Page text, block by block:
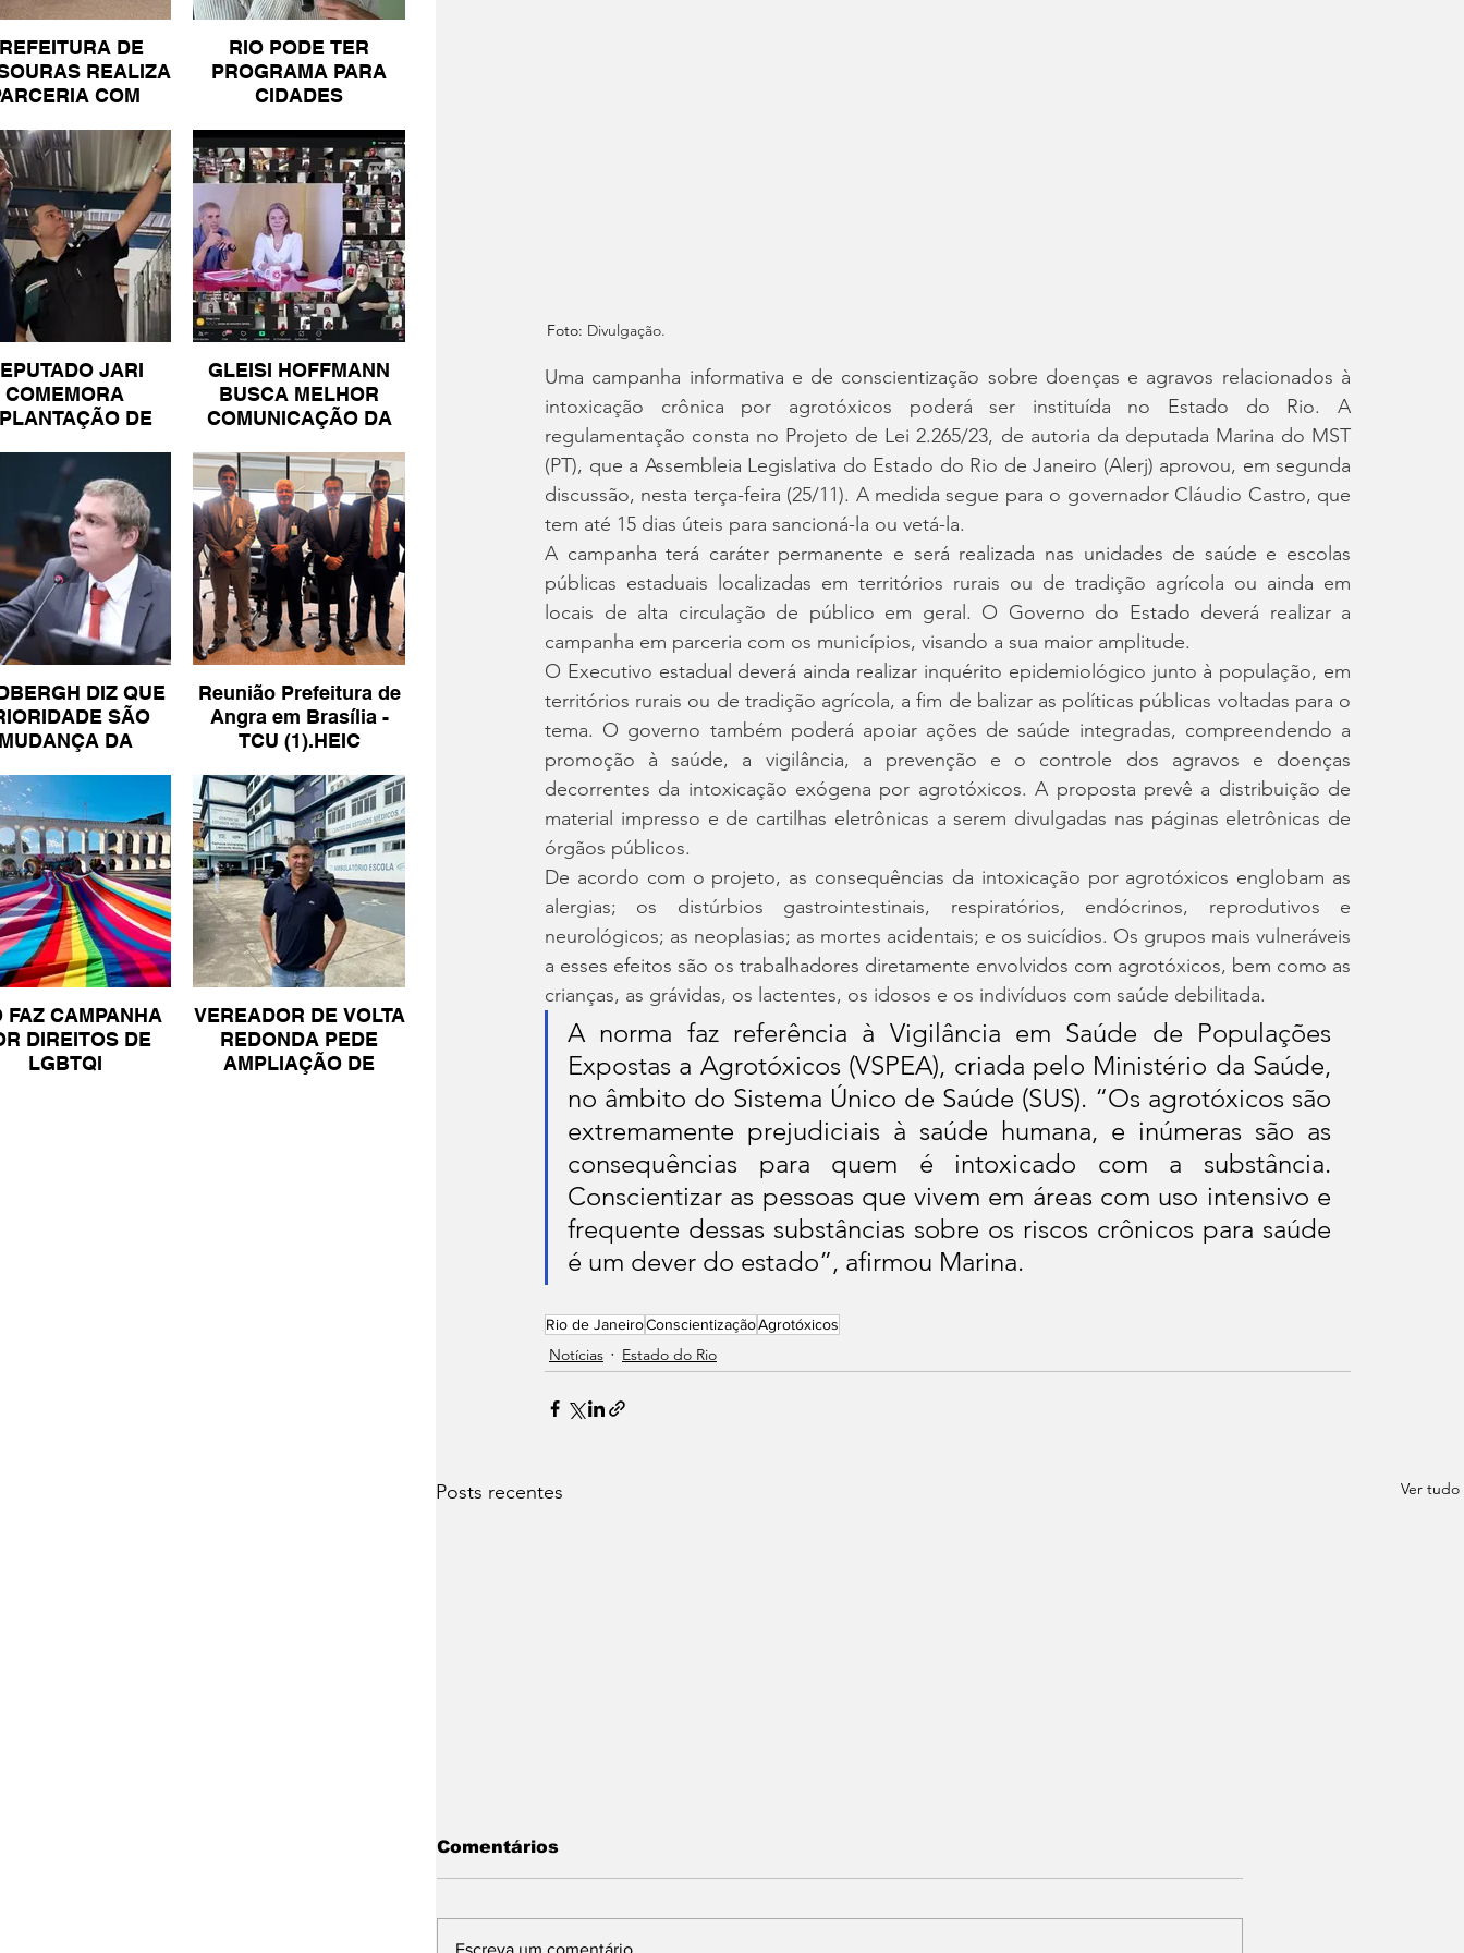
DE
REALIZA
COM
RIO PODE TER
PROGRAMA PARA
CIDADES
JARI
COMEMORA
DE
GLEISI HOFFMANN
BUSCA MELHOR
COMUNICAÇÃO DA
DIZ QUE
SÃO
DA
DE IR
Reunião Prefeitura de
Angra em Brasília -
TCU (1).HEIC
FAZ CAMPANHA
DIREITOS DE
LGBTQI
VEREADOR DE VOLTA
REDONDA PEDE
AMPLIAÇÃO DE
Foto: Divulgação.
Uma campanha informativa e de conscientização sobre doenças e agravos relacionados à
intoxicação crônica por agrotóxicos poderá ser instituída no Estado do Rio. A
regulamentação consta no Projeto de Lei 2.265/23, de autoria da deputada Marina do MST
(PT), que a Assembleia Legislativa do Estado do Rio de Janeiro (Alerj) aprovou, em segunda
discussão, nesta terça-feira (25/11). A medida segue para o governador Cláudio Castro, que
tem até 15 dias úteis para sancioná-la ou vetá-la.
A campanha terá caráter permanente e será realizada nas unidades de saúde e escolas
públicas estaduais localizadas em territórios rurais ou de tradição agrícola ou ainda em
locais de alta circulação de público em geral. O Governo do Estado deverá realizar a
campanha em parceria com os municípios, visando a sua maior amplitude.
O Executivo estadual deverá ainda realizar inquérito epidemiológico junto à população, em
territórios rurais ou de tradição agrícola, a fim de balizar as políticas públicas voltadas para o
tema. O governo também poderá apoiar ações de saúde integradas, compreendendo a
promoção à saúde, a vigilância, a prevenção e o controle dos agravos e doenças
decorrentes da intoxicação exógena por agrotóxicos. A proposta prevê a distribuição de
material impresso e de cartilhas eletrônicas a serem divulgadas nas páginas eletrônicas de
órgãos públicos.
De acordo com o projeto, as consequências da intoxicação por agrotóxicos englobam as
alergias; os distúrbios gastrointestinais, respiratórios, endócrinos, reprodutivos e
neurológicos; as neoplasias; as mortes acidentais; e os suicídios. Os grupos mais vulneráveis
a esses efeitos são os trabalhadores diretamente envolvidos com agrotóxicos, bem como as
crianças, as grávidas, os lactentes, os idosos e os indivíduos com saúde debilitada.
A norma faz referência à Vigilância em Saúde de Populações
Expostas a Agrotóxicos (VSPEA), criada pelo Ministério da Saúde,
no âmbito do Sistema Único de Saúde (SUS). “Os agrotóxicos são
extremamente prejudiciais à saúde humana, e inúmeras são as
consequências para quem é intoxicado com a substância.
Conscientizar as pessoas que vivem em áreas com uso intensivo e
frequente dessas substâncias sobre os riscos crônicos para saúde
é um dever do estado”, afirmou Marina.
Rio de JaneiroConscientizaçãoAgrotóxicos
Notícias Estado do Rio
Posts recentes Ver tudo
Comentários
Escreva um comentário